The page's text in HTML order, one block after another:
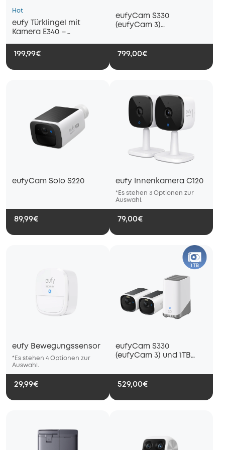
Hot
eufy Türklingel mit
Kamera E340 –
FHD
199,99€
eufyCam S330
(eufyCam 3)
Festplatte
799,00€
eufyCam Solo S220
89,99€
eufy Innenkamera C120
*Es stehen 3 Optionen zur
Auswahl.
79,00€
eufy Bewegungssensor
*Es stehen 4 Optionen zur
Auswahl.
*Es stehen 4 Optionen zur
29,99€
eufyCam S330
(eufyCam 3) und 1TB
529,00€